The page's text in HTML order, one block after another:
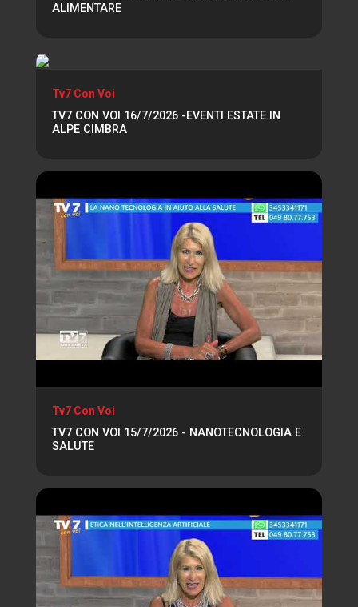
ALIMENTARE
Tv7 Con Voi
TV7 CON VOI 16/7/2026 -EVENTI ESTATE IN
ALPE CIMBRA
Tv7 Con Voi
TV7 CON VOI 15/7/2026 - NANOTECNOLOGIA E
SALUTE